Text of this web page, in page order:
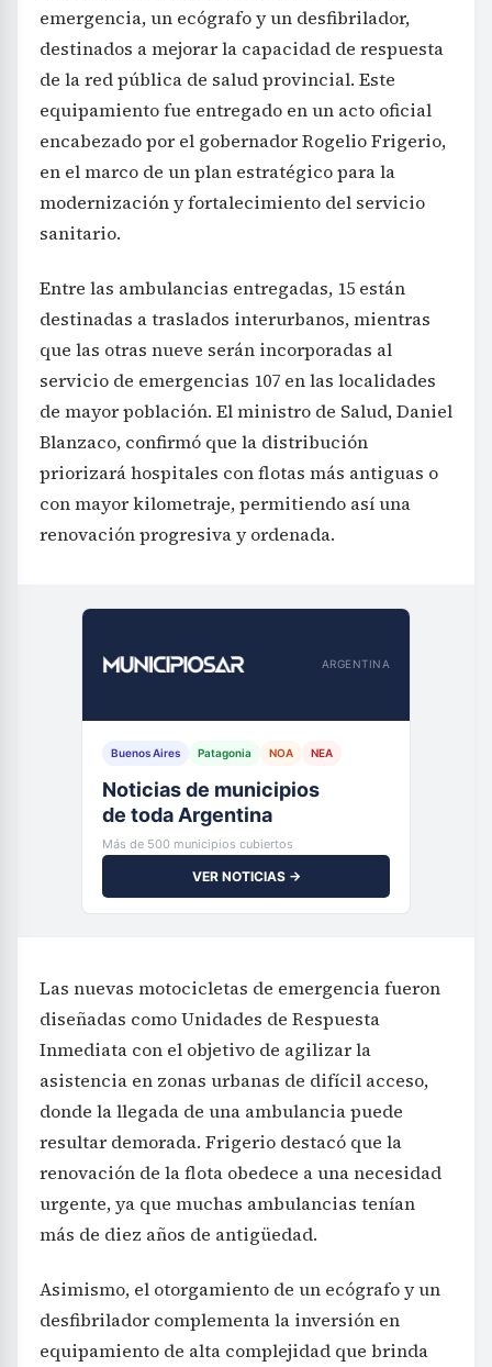
emergencia, un ecógrafo y un desfibrilador,
destinados a mejorar la capacidad de respuesta
de la red pública de salud provincial. Este
equipamiento fue entregado en un acto oficial
encabezado por el gobernador Rogelio Frigerio,
en el marco de un plan estratégico para la
modernización y fortalecimiento del servicio
sanitario.
Entre las ambulancias entregadas, 15 están
destinadas a traslados interurbanos, mientras
que las otras nueve serán incorporadas al
servicio de emergencias 107 en las localidades
de mayor población. El ministro de Salud, Daniel
Blanzaco, confirmó que la distribución
priorizará hospitales con flotas más antiguas o
con mayor kilometraje, permitiendo así una
renovación progresiva y ordenada.
ARGENTINA
Buenos Aires Patagonia NOA NEA
Noticias de municipios
de toda Argentina
Más de 500 municipios cubiertos
VER NOTICIAS →
Las nuevas motocicletas de emergencia fueron
diseñadas como Unidades de Respuesta
Inmediata con el objetivo de agilizar la
asistencia en zonas urbanas de difícil acceso,
donde la llegada de una ambulancia puede
resultar demorada. Frigerio destacó que la
renovación de la flota obedece a una necesidad
urgente, ya que muchas ambulancias tenían
más de diez años de antigüedad.
Asimismo, el otorgamiento de un ecógrafo y un
desfibrilador complementa la inversión en
equipamiento de alta complejidad que brinda